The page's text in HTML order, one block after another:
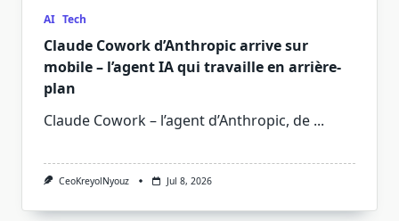
AI Tech
Claude Cowork d’Anthropic arrive sur
mobile – l’agent IA qui travaille en arrière-
plan
Claude Cowork – l’agent d’Anthropic, de ...
CeoKreyolNyouz Jul 8, 2026